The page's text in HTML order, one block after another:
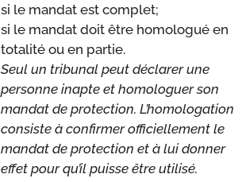
si le mandat est complet;
si le mandat doit être homologué en
totalité ou en partie.
Seul un tribunal peut déclarer une
personne inapte et homologuer son
mandat de protection. L’homologation
consiste à confirmer officiellement le
mandat de protection et à lui donner
effet pour qu’il puisse être utilisé.